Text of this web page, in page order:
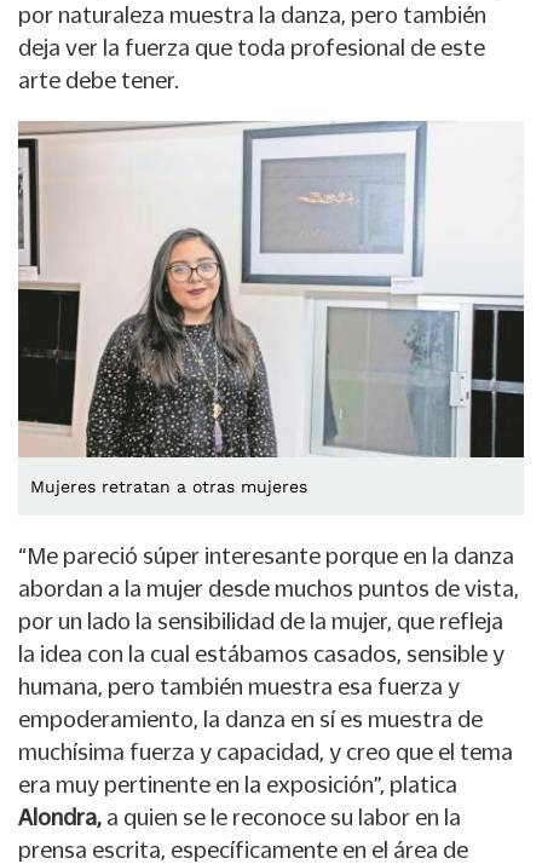
por naturaleza muestra la danza, pero también
deja ver la fuerza que toda profesional de este
arte debe tener.
Mujeres retratan a otras mujeres
“Me pareció súper interesante porque en la danza
abordan a la mujer desde muchos puntos de vista,
por un lado la sensibilidad de la mujer, que refleja
la idea con la cual estábamos casados, sensible y
humana, pero también muestra esa fuerza y
empoderamiento, la danza en sí es muestra de
muchísima fuerza y capacidad, y creo que el tema
era muy pertinente en la exposición”, platica
Alondra, a quien se le reconoce su labor en la
prensa escrita, específicamente en el área de